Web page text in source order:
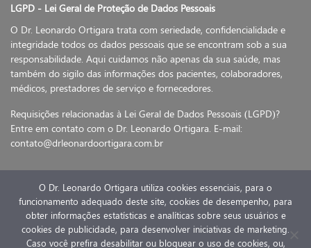
LGPD - Lei Geral de Proteção de Dados Pessoais
O Dr. Leonardo Ortigara trata com seriedade, confidencialidade e
integridade todos os dados pessoais que se encontram sob a sua
responsabilidade. Aqui cuidamos não apenas da sua saúde, mas
também do sigilo das informações dos pacientes, colaboradores,
médicos, prestadores de serviço e fornecedores.
Requisições relacionadas à Lei Geral de Dados Pessoais (LGPD)?
Entre em contato com o Dr. Leonardo Ortigara. E-mail:
contato@drleonardoortigara.com.br
© 2020 Dr Leonardo Ortigara - Todos os direitos reservados
- Desenvolvido porE-saúde
O Dr. Leonardo Ortigara utiliza cookies essenciais, para o
funcionamento adequado deste site, cookies de desempenho, para
obter informações estatísticas e analíticas sobre seus usuários e
cookies de publicidade, para desenvolver iniciativas de marketing.
Caso você prefira desabilitar ou bloquear o uso de cookies, ou,